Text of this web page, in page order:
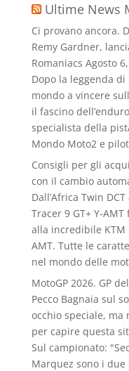
Ultime News
Ci provano ancora.
Remy Gardner,
Romaniacs Agosto
Dopo la leggenda
mondo a vincere
il fascino
specialista della
Mondo Moto2 e
Consigli per gli
con il cambio
Dall’Africa Twin
Tracer 9 GT+
alla incredibile KTM
AMT. Tutte le
nel mondo delle
MotoGP 2026. GP
Pecco Bagnaia sul
occhio speciale, ma
per capire questa
Sul campionato:
Marquez sono i